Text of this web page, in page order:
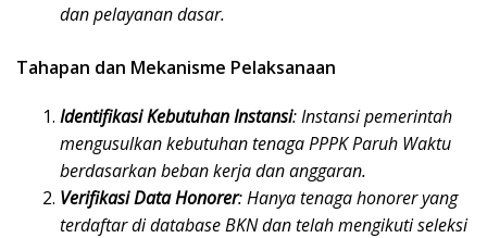
dan pelayanan dasar.
Tahapan dan Mekanisme Pelaksanaan
Identifikasi Kebutuhan Instansi: Instansi pemerintah
mengusulkan kebutuhan tenaga PPPK Paruh Waktu
berdasarkan beban kerja dan anggaran.
Verifikasi Data Honorer: Hanya tenaga honorer yang
terdaftar di database BKN dan telah mengikuti seleksi